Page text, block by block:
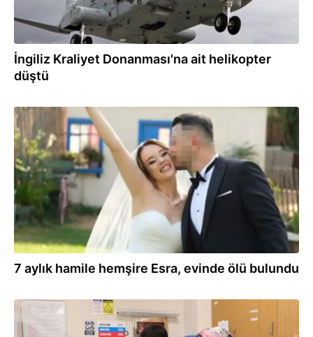
İngiliz Kraliyet Donanması'na ait helikopter
düştü
01.06.2026
7 aylık hamile hemşire Esra, evinde ölü bulundu
29.05.2026